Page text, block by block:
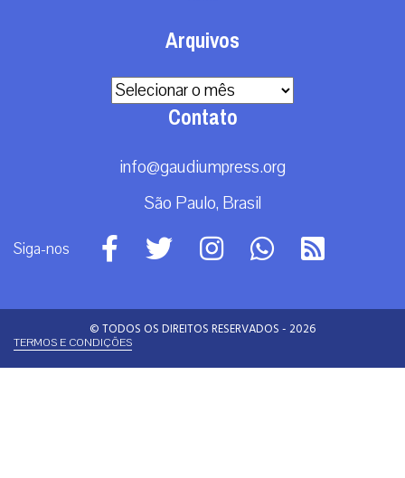
Arquivos
Arquivos
Contato
info@gaudiumpress.org
São Paulo, Brasil
Siga-nos
© TODOS OS DIREITOS RESERVADOS - 2026
TERMOS E CONDIÇÕES